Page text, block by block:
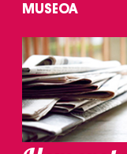
MUSEOA